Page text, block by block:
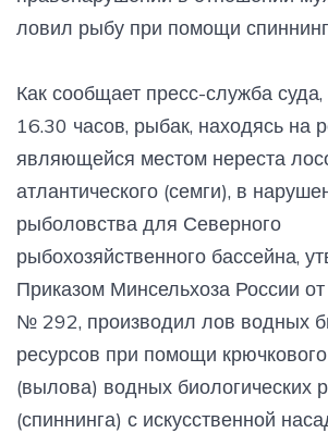
ловил рыбу при помощи
Как сообщает пресс-служба
16.30 часов, рыбак, находясь на
являющейся местом нереста
атлантического (семги), в
рыболовства для Северного
рыбохозяйственного бассейна,
Приказом Минсельхоза России
№ 292, производил лов водных
ресурсов при помощи
(вылова) водных биологических
(спиннинга) с искусственной